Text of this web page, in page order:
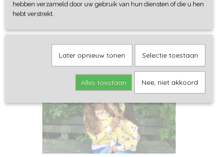
hebben verzameld door uw gebruik van hun diensten of die u hen
hebt verstrekt.
Later opnieuw tonen Selectie toestaan
Alles toestaan Nee, niet akkoord